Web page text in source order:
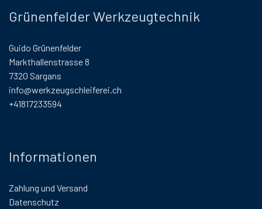
Grünenfelder Werkzeugtechnik
Guido Grünenfelder
Markthallenstrasse 8
7320 Sargans
info@werkzeugschleiferei.ch
+41817233594
Informationen
Zahlung und Versand
Datenschutz